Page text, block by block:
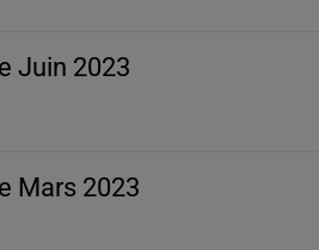
Juin 2023
Mars 2023